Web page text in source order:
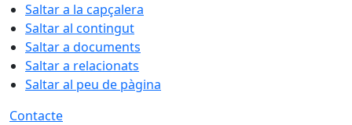
Saltar a la capçalera
Saltar al contingut
Saltar a documents
Saltar a relacionats
Saltar al peu de pàgina
Contacte